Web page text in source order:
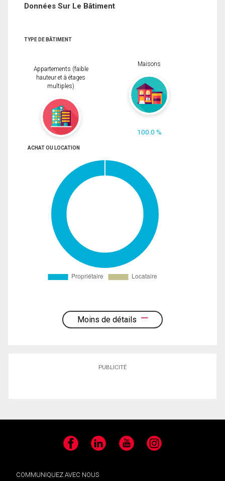
Données Sur Le Bâtiment
TYPE DE BÂTIMENT
Appartements (faible
hauteur et à étages
multiples)
Maisons
100.0 %
ACHAT OU LOCATION
Moins de détails
PUBLICITÉ
Facebook LinkedIn YouTube Instagram
COMMUNIQUEZ AVEC NOUS